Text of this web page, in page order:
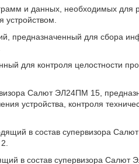
и данных, необходимых для
устройством.
предназначенный для сбора
для контроля целостности
Салют ЭЛ24ПМ 15,
устройства, контроля
в состав супервизора
в состав супервизора